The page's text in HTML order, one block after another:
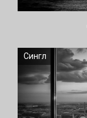
Сингл